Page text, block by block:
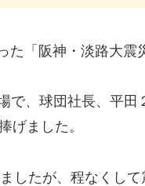
「阪神・淡路大震
で、球団社長、平
げました。
したが、程なくして